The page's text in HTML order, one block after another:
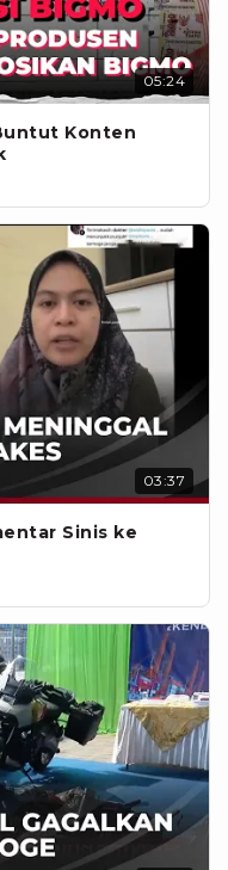
05:24
Konten
03:37
Sinis ke